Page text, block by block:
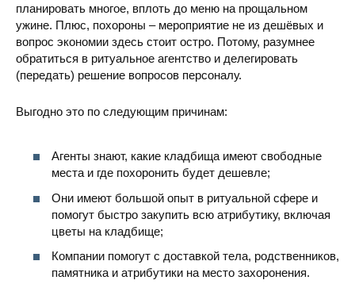
планировать многое, вплоть до меню на прощальном
ужине. Плюс, похороны – мероприятие не из дешёвых и
вопрос экономии здесь стоит остро. Потому, разумнее
обратиться в ритуальное агентство и делегировать
(передать) решение вопросов персоналу.
Выгодно это по следующим причинам:
Агенты знают, какие кладбища имеют свободные
места и где похоронить будет дешевле;
Они имеют большой опыт в ритуальной сфере и
помогут быстро закупить всю атрибутику, включая
цветы на кладбище;
Компании помогут с доставкой тела, родственников,
памятника и атрибутики на место захоронения.